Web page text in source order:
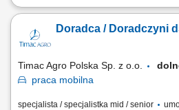
Opis stanowiska prowadzenie konsultacji
zwiększających skuteczność kampanii
wyników marketingowych oraz
Doradca / Doradczyni
Timac Agro Polska Sp. z o.o.
praca mobilna
specjalista / specjalistka mid / senior